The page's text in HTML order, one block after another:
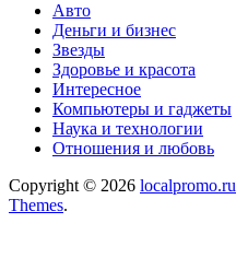
Авто
Деньги и бизнес
Звезды
Здоровье и красота
Интересное
Компьютеры и гаджеты
Наука и технологии
Отношения и любовь
Copyright © 2026 localpromo.ru
Themes.